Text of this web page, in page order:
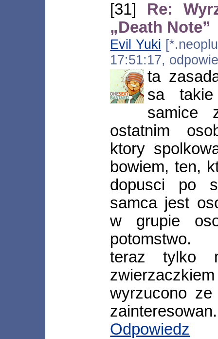
[31] Re:
„Death Note”
Evil Yuki
17:51:17,
ta
sa takie
samice
ostatnim
ktory
bowiem, ten,
dopusci po
samca jest
w grupie
potomstwo.
teraz tylko
wyrzucono
zainteresowan.
Odpowiedz